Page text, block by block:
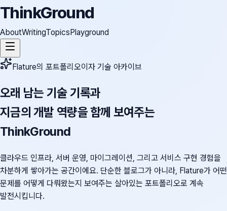
ThinkGround
AboutWritingTopicsPlayground
Flature의 포트폴리오이자 기술 아카이브
오래 남는 기술 기록과
지금의 개발 역량을 함께 보여주는
ThinkGround
클라우드 인프라, 서버 운영, 마이그레이션, 그리고 서비스 구현 경험을
차분하게 쌓아가는 공간이에요. 단순한 블로그가 아니라, Flature가 어떤
문제를 어떻게 다뤄왔는지 보여주는 살아있는 포트폴리오로 계속
발전시킵니다.